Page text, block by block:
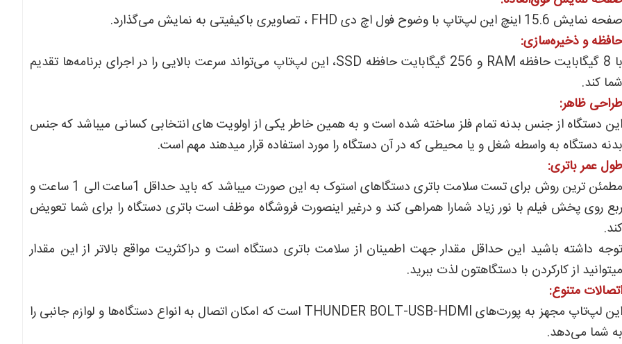
صفحه نمایش 15.6 اینچ این لپ‌تاپ با وضوح فول اچ دی FHD ، تصاویری باکیفیتی به نمایش می‌گذارد.
حافظه و ذخیره‌سازی:
با 8 گیگابایت حافظه RAM و 256 گیگابایت حافظه SSD، این لپ‌تاپ می‌تواند سرعت بالایی را در اجرای برنامه‌ها تقدیم
شما کند.
طراحی ظاهر:
این دستگاه از جنس بدنه تمام فلز ساخته شده است و به همین خاطر یکی از اولویت های انتخابی کسانی میباشد که جنس
بدنه دستگاه به واسطه شغل و یا محیطی که در آن دستگاه را مورد استفاده قرار میدهند مهم است.
طول عمر باتری:
مطمئن ترین روش برای تست سلامت باتری دستگاهای استوک به این صورت میباشد که باید حداقل 1ساعت الی 1 ساعت و
ربع روی پخش فیلم با نور زیاد شمارا همراهی کند و درغیر اینصورت فروشگاه موظف است باتری دستگاه را برای شما تعویض
کند.
توجه داشته باشید این حداقل مقدار جهت اطمینان از سلامت باتری دستگاه است و دراکثریت مواقع بالاتر از این مقدار
میتوانید از کارکردن با دستگاهتون لذت ببرید.
اتصالات متنوع:
این لپ‌تاپ مجهز به پورت‌های THUNDER BOLT-USB-HDMI است که امکان اتصال به انواع دستگاه‌ها و لوازم جانبی را
به شما می‌دهد.